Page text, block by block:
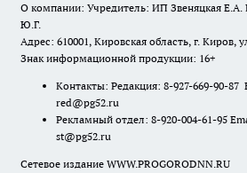
О компании: Учредитель: ИП Звеняцкая Е.А.
Ю.Г.
Адрес: 610001, Кировская область, г. Киров,
Знак информационной продукции: 16+
Контакты: Редакция: 8-927-669-90-87
red@pg52.ru
Рекламный отдел: 8-920-004-61-95
st@pg52.ru
Сетевое издание WWW.PROGORODNN.RU